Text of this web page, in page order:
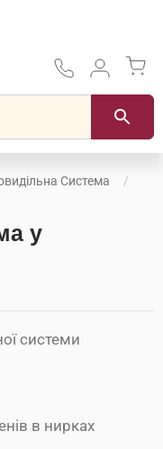
Система
у
системи
в нирках